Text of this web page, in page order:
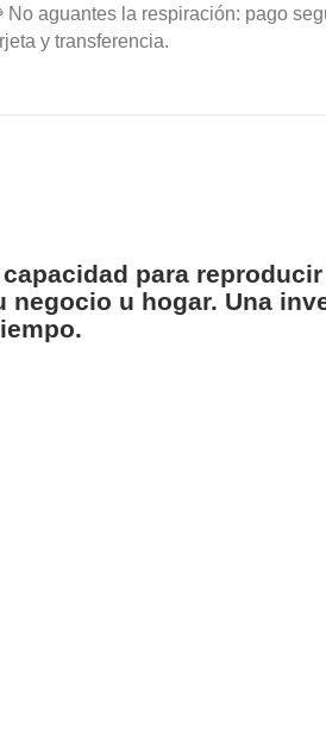
No aguantes la respiración: pago
y transferencia.
para
u hogar. Una